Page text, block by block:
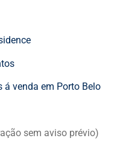
á venda em Porto Belo
sem aviso prévio)